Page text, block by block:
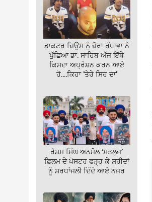
ਡਾਕਟਰ ਜ਼ਿਊਸ ਨੂੰ ਜ਼ੋਰਾ ਰੰਧਾਵਾ ਨੇ
ਪੁੱਛਿਆ ਡਾ. ਸਾਹਿਬ ਅੱਜ ਇੱਥੇ
ਕਿਸਦਾ ਅਪ੍ਰੇਸ਼ਨ ਕਰਨ ਆਏ
ਹੋ….ਕਿਹਾ 'ਤੇਰੇ ਸਿਰ ਦਾ'
ਰੇਸ਼ਮ ਸਿੰਘ ਅਨਮੋਲ ‘ਸਤਲੁਜ’
ਫ਼ਿਲਮ ਦੇ ਪੋਸਟਰ ਫੜ੍ਹ ਕੇ ਸ਼ਹੀਦਾਂ
ਨੂੰ ਸ਼ਰਧਾਂਜਲੀ ਦਿੰਦੇ ਆਏ ਨਜ਼ਰ